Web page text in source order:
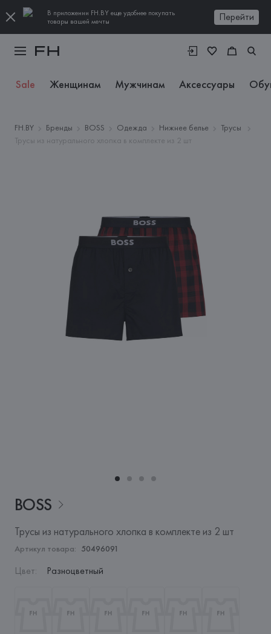
В приложении FH.BY еще удобнее покупать
товары вашей мечты
Перейти
Sale Женщинам Мужчинам Аксессуары
FH.BY Бренды BOSS Одежда Нижнее белье
Трусы
Трусы из натурального хлопка в комплекте из 2 шт
BOSS
Трусы из натурального хлопка в комплекте из 2 шт
Артикул товара: 50496091
Цвет: Разноцветный